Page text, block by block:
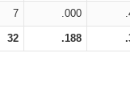
7 .000
32 .188